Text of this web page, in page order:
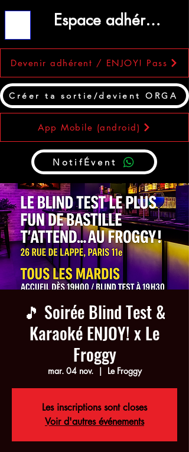
Devenir adhérent / ENJOY! Pass
Créer ta sortie/devient ORGA
Espace adhérent
NotifÉvent
App Mobile (android)
🎵 Soirée Blind Test &
Karaoké ENJOY! x Le
Froggy
mar. 04 nov.
  |
Le Froggy
Les inscriptions sont closes
Voir d'autres événements